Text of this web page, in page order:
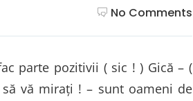
No Comments
parte pozitivii ( sic ! ) Gică – (
vă miraţi ! – sunt oameni de